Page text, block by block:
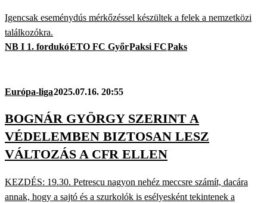
Igencsak eseménydús mérkőzéssel készültek a felek a nemzetközi
találkozókra.
NB I 1. fordukóETO FC GyőrPaksi FCPaks
Európa-liga2025.07.16. 20:55
BOGNÁR GYÖRGY SZERINT A
VÉDELEMBEN BIZTOSAN LESZ
VÁLTOZÁS A CFR ELLEN
KEZDÉS: 19.30. Petrescu nagyon nehéz meccsre számít, dacára
annak, hogy a sajtó és a szurkolók is esélyesként tekintenek a